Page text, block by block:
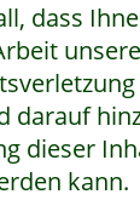
dass
darauf
dieser
kann.